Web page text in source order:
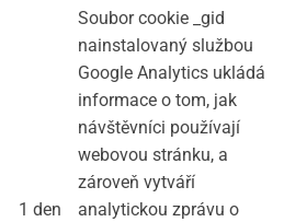
1 den
Soubor cookie _gid
nainstalovaný službou
Google Analytics ukládá
informace o tom, jak
návštěvníci používají
webovou stránku, a
zároveň vytváří
analytickou zprávu o